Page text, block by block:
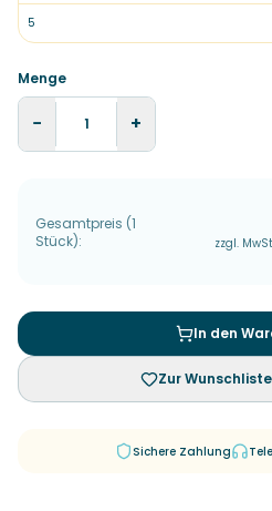
5
Menge
− +
Gesamtpreis (1
Stück): zzgl.
In den
Zur
Sichere Zahlung